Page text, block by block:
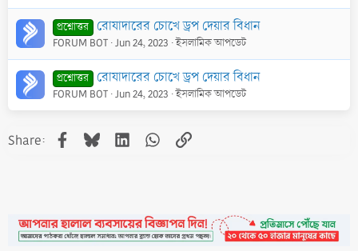
প্রশ্নোত্তর রোযাদারের চোখে ড্রপ দেয়ার বিধান
FORUM BOT Jun 24, 2023 ইসলামিক আপডেট
প্রশ্নোত্তর রোযাদারের চোখে ড্রপ দেয়ার বিধান
FORUM BOT Jun 24, 2023 ইসলামিক আপডেট
Share: Facebook
BlueskyLinkedInWhatsApp
Link